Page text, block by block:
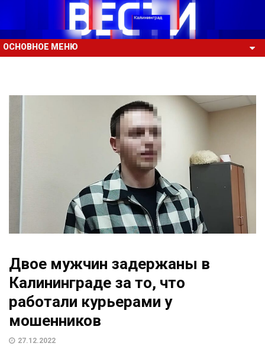
ОСНОВНОЕ МЕНЮ
Двое мужчин задержаны в
Калининграде за то, что
работали курьерами у
мошенников
27.12.2022